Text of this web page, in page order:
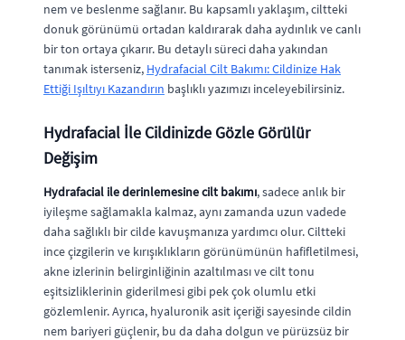
nem ve beslenme sağlanır. Bu kapsamlı yaklaşım, ciltteki
donuk görünümü ortadan kaldırarak daha aydınlık ve canlı
bir ton ortaya çıkarır. Bu detaylı süreci daha yakından
tanımak isterseniz, Hydrafacial Cilt Bakımı: Cildinize Hak
Ettiği Işıltıyı Kazandırın başlıklı yazımızı inceleyebilirsiniz.
Hydrafacial İle Cildinizde Gözle Görülür
Değişim
Hydrafacial ile derinlemesine cilt bakımı, sadece anlık bir
iyileşme sağlamakla kalmaz, aynı zamanda uzun vadede
daha sağlıklı bir cilde kavuşmanıza yardımcı olur. Ciltteki
ince çizgilerin ve kırışıklıkların görünümünün hafifletilmesi,
akne izlerinin belirginliğinin azaltılması ve cilt tonu
eşitsizliklerinin giderilmesi gibi pek çok olumlu etki
gözlemlenir. Ayrıca, hyaluronik asit içeriği sayesinde cildin
nem bariyeri güçlenir, bu da daha dolgun ve pürüzsüz bir